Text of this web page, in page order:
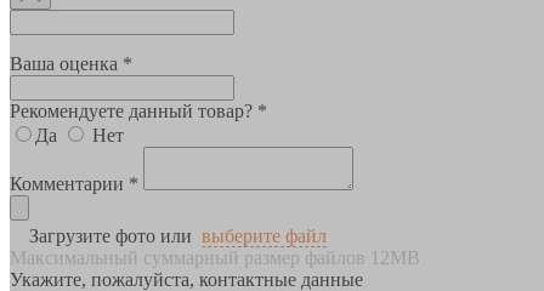
Ваша оценка *
Рекомендуете данный товар? *
Да
Нет
Комментарии *
Загрузите фото или выберите файл
Максимальный суммарный размер файлов 12MB
Укажите, пожалуйста, контактные данные